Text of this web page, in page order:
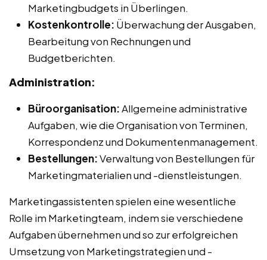
Marketingbudgets in Überlingen.
Kostenkontrolle: Überwachung der Ausgaben,
Bearbeitung von Rechnungen und
Budgetberichten.
Administration:
Büroorganisation:Allgemeine administrative
Aufgaben, wie die Organisation von Terminen,
Korrespondenz und Dokumentenmanagement.
Bestellungen:Verwaltung von Bestellungen für
Marketingmaterialien und -dienstleistungen.
Marketingassistenten spielen eine wesentliche
Rolle im Marketingteam, indem sie verschiedene
Aufgaben übernehmen und so zur erfolgreichen
Umsetzung von Marketingstrategien und -